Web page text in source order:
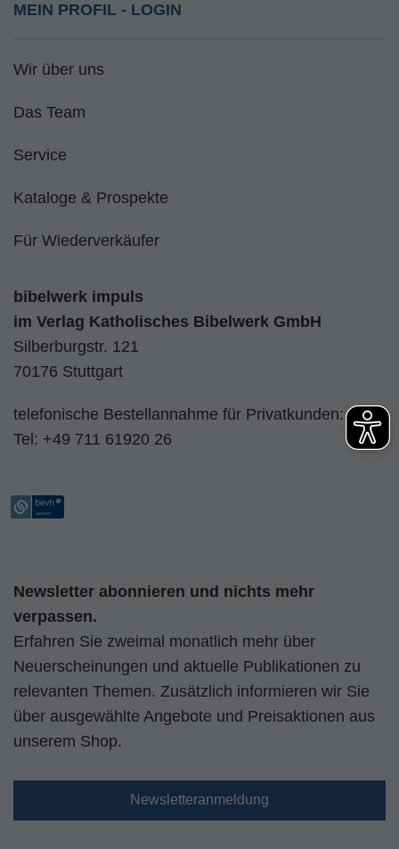
MEIN PROFIL - LOGIN
Wir über uns
Das Team
Service
Kataloge & Prospekte
Für Wiederverkäufer
bibelwerk impuls
im Verlag Katholisches Bibelwerk GmbH
Silberburgstr. 121
70176 Stuttgart
telefonische Bestellannahme für Privatkunden:
Tel: +49 711 61920 26
Newsletter abonnieren und nichts mehr
verpassen.
Erfahren Sie zweimal monatlich mehr über
Neuerscheinungen und aktuelle Publikationen zu
relevanten Themen. Zusätzlich informieren wir Sie
über ausgewählte Angebote und Preisaktionen aus
unserem Shop.
Newsletteranmeldung